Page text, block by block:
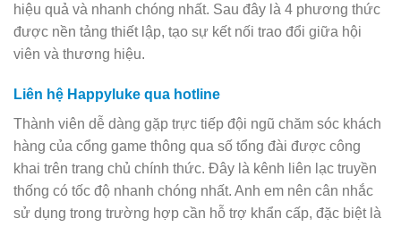
hiệu quả và nhanh chóng nhất. Sau đây là 4 phương thức
được nền tảng thiết lập, tạo sự kết nối trao đổi giữa hội
viên và thương hiệu.
Liên hệ Happyluke qua hotline
Thành viên dễ dàng gặp trực tiếp đội ngũ chăm sóc khách
hàng của cổng game thông qua số tổng đài được công
khai trên trang chủ chính thức. Đây là kênh liên lạc truyền
thống có tốc độ nhanh chóng nhất. Anh em nên cân nhắc
sử dụng trong trường hợp cần hỗ trợ khẩn cấp, đặc biệt là